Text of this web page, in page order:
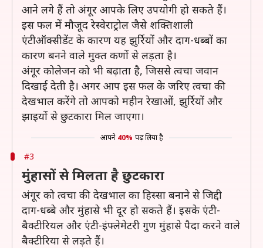
आने लगे हैं तो अंगूर आपके लिए उपयोगी हो सकते हैं।
इस फल में मौजूद रेस्वेराट्रोल जैसे शक्तिशाली
एंटीऑक्सीडेंट के कारण यह झुर्रियों और दाग-धब्बों का
कारण बनने वाले मुक्त कणों से लड़ता है।
अंगूर कोलेजन को भी बढ़ाता है, जिससे त्वचा जवान
दिखाई देती है। अगर आप इस फल के जरिए त्वचा की
देखभाल करेंगे तो आपको महीन रेखाओं, झुर्रियों और
झाइयों से छुटकारा मिल जाएगा।
आपने 40% पढ़ लिया है
#3
मुंहासों से मिलता है छुटकारा
अंगूर को त्वचा की देखभाल का हिस्सा बनाने से जिद्दी
दाग-धब्बे और मुंहासे भी दूर हो सकते हैं। इसके एंटी-
बैक्टीरियल और एंटी-इंफ्लेमेटरी गुण मुंहासे पैदा करने वाले
बैक्टीरिया से लड़ते हैं।